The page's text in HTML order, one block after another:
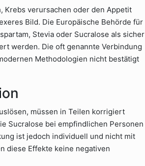
Krebs verursachen oder den Appetit
Bild. Die Europäische Behörde für
Stevia oder Sucralose als sicher
werden. Die oft genannte Verbindung
Methodologien nicht bestätigt
müssen in Teilen korrigiert
Sucralose bei empfindlichen Personen
ist jedoch individuell und nicht mit
diese Effekte keine negativen